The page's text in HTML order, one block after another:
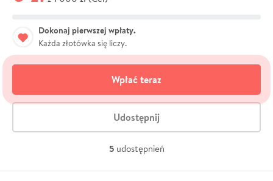
Dokonaj pierwszej wpłaty.
Każda złotówka się liczy.
Wpłać teraz
Udostępnij
5 udostępnień